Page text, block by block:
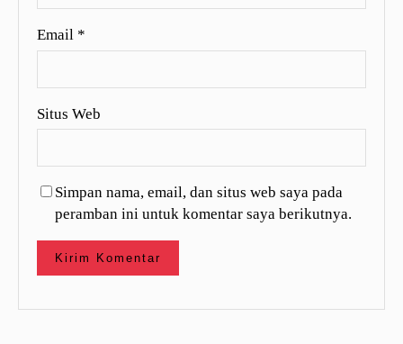
Email *
Situs Web
Simpan nama, email, dan situs web saya pada
peramban ini untuk komentar saya berikutnya.